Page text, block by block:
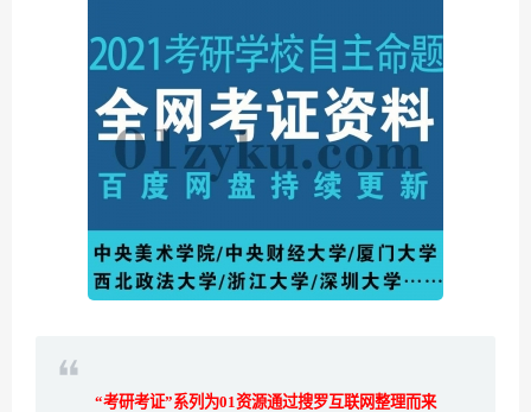
“考研考证”系列为01资源通过搜罗互联网整理而来